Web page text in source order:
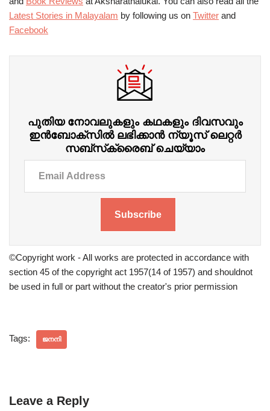
Latest Stories in Malayalam by following us on Twitter and
Facebook
പുതിയ നോവലുകളും കഥകളും ദിവസവും
ഇന്‍ബോക്‌സില്‍ ലഭിക്കാന്‍ ന്യൂസ് ലെറ്റർ
സബ്‌സ്‌ക്രൈബ് ചെയ്യാം
Subscribe
©Copyright work - All works are protected in accordance with
section 45 of the copyright act 1957(14 of 1957) and shouldnot
be used in full or part without the creator's prior permission
Tags: ജനനി
Leave a Reply